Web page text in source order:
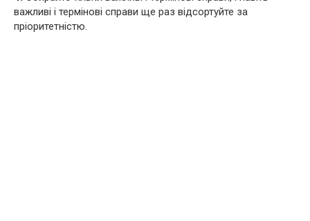
важливі і термінові справи ще раз відсортуйте за
пріоритетністю.